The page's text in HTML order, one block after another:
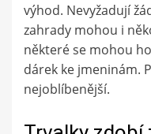
výhod. Nevyžadují
zahrady mohou i
některé se mohou
dárek ke jmeninám.
nejoblíbenější.